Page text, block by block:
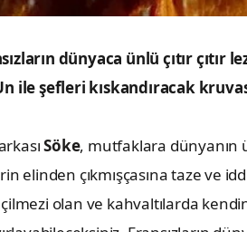
dünyaca ünlü çıtır çıtır
ile şefleri kıskandıracak
Söke, mutfaklara dünyanın
elinden çıkmışçasına taze ve
olan ve kahvaltılarda